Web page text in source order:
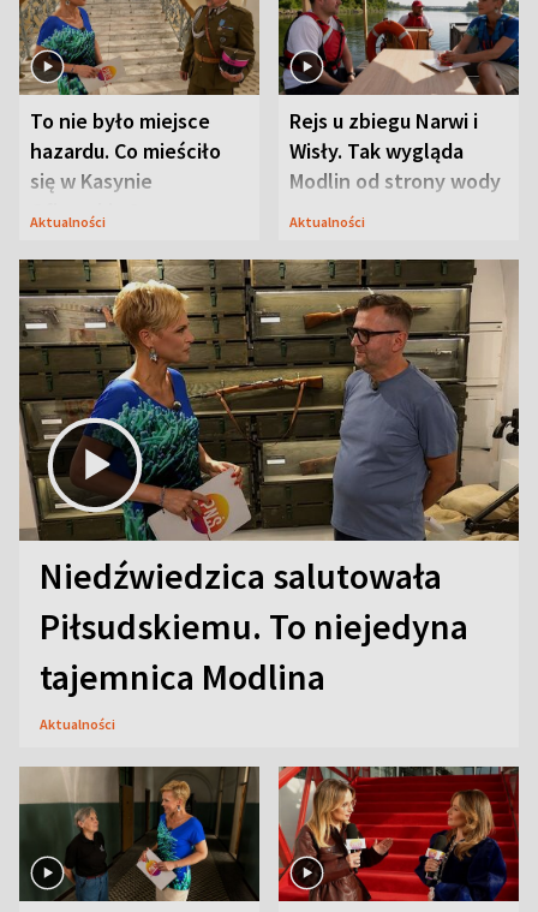
To nie było miejsce
hazardu. Co mieściło
się w Kasynie
Oficerskim?
Aktualności
Rejs u zbiegu Narwi i
Wisły. Tak wygląda
Modlin od strony wody
Aktualności
Niedźwiedzica salutowała
Piłsudskiemu. To niejedyna
tajemnica Modlina
Aktualności